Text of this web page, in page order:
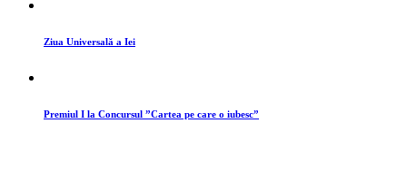
Ziua Universală a Iei
Premiul I la Concursul ”Cartea pe care o iubesc”